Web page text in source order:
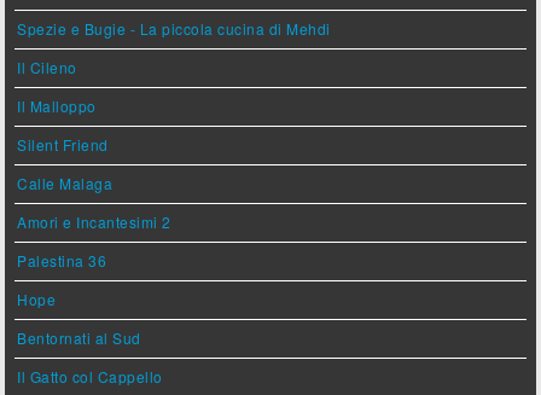
Spezie e Bugie - La piccola cucina di Mehdi
Il Cileno
Il Malloppo
Silent Friend
Calle Malaga
Amori e Incantesimi 2
Palestina 36
Hope
Bentornati al Sud
Il Gatto col Cappello